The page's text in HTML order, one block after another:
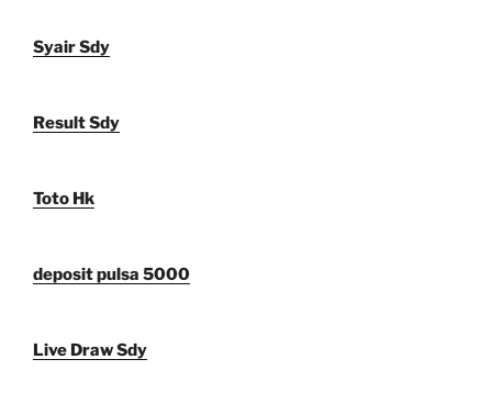
Syair Sdy
Result Sdy
Toto Hk
deposit pulsa 5000
Live Draw Sdy